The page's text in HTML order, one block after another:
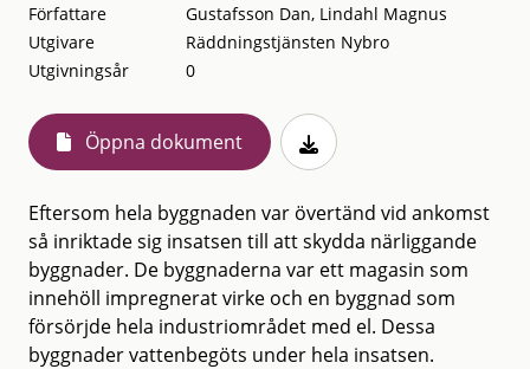
Författare
Gustafsson Dan, Lindahl Magnus
Utgivare
Räddningstjänsten Nybro
Utgivningsår
0
Öppna dokument
Eftersom hela byggnaden var övertänd vid ankomst
så inriktade sig insatsen till att skydda närliggande
byggnader. De byggnaderna var ett magasin som
innehöll impregnerat virke och en byggnad som
försörjde hela industriområdet med el. Dessa
byggnader vattenbegöts under hela insatsen.